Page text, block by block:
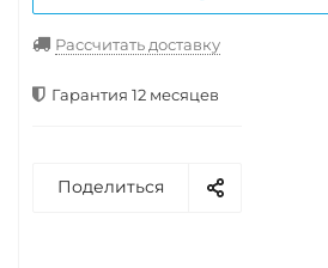
Рассчитать доставку
Гарантия 12 месяцев
Поделиться